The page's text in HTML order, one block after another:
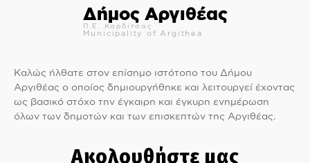
Δήμος Αργιθέας
Π.Ε. Καρδίτσας
Municipality of Argithea
Καλώς ήλθατε στον επίσημο ιστότοπο του Δήμου
Αργιθέας ο οποίος δημιουργήθηκε και λειτουργεί έχοντας
ως βασικό στόχο την έγκαιρη και έγκυρη ενημέρωση
όλων των δημοτών και των επισκεπτών της Αργιθέας.
Ακολουθήστε μας